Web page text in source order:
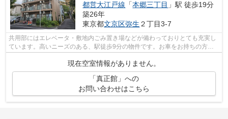
都営大江戸線 「本郷三丁目 」駅 徒歩19分
築26年
東京都文京区弥生 ２丁目3-7
共用部にはエレベータ・敷地内ごみ置き場などが備わっておりとても充実し
ています。高いニーズのある、駅徒歩9分の物件です。お車をお持ちの方に
現在空室情報がありません。
「真正館」への
お問い合わせはこちら